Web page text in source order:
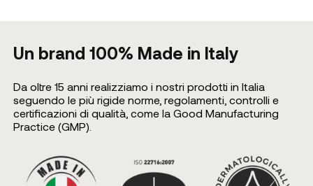
Un brand 100% Made in Italy
Da oltre 15 anni realizziamo i nostri prodotti in Italia
seguendo le più rigide norme, regolamenti, controlli e
certificazioni di qualità, come la Good Manufacturing
Practice (GMP).